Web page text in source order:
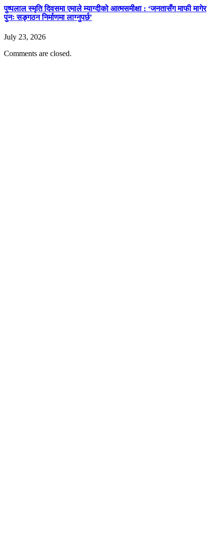
पुष्पलाल स्मृति दिवसमा एमाले म्याग्दीको आत्मसमीक्षा : ‘जनतासँग माफी मागेर
पुनः सङ्गठन निर्माणमा लाग्नुपर्छ’
July 23, 2026
Comments are closed.